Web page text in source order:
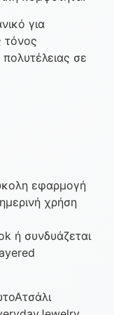
για
τόνος
πολυτέλειας σε
εφαρμογή
χρήση
ή συνδυάζεται